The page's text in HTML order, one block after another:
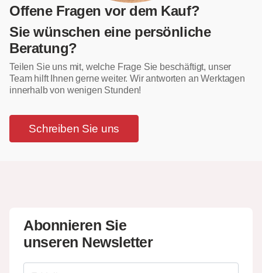
Offene Fragen vor dem Kauf?
Sie wünschen eine persönliche
Beratung?
Teilen Sie uns mit, welche Frage Sie beschäftigt, unser
Team hilft Ihnen gerne weiter. Wir antworten an Werktagen
innerhalb von wenigen Stunden!
Schreiben Sie uns
Abonnieren Sie
unseren Newsletter